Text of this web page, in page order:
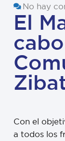
No hay
El
Con el
a todos los